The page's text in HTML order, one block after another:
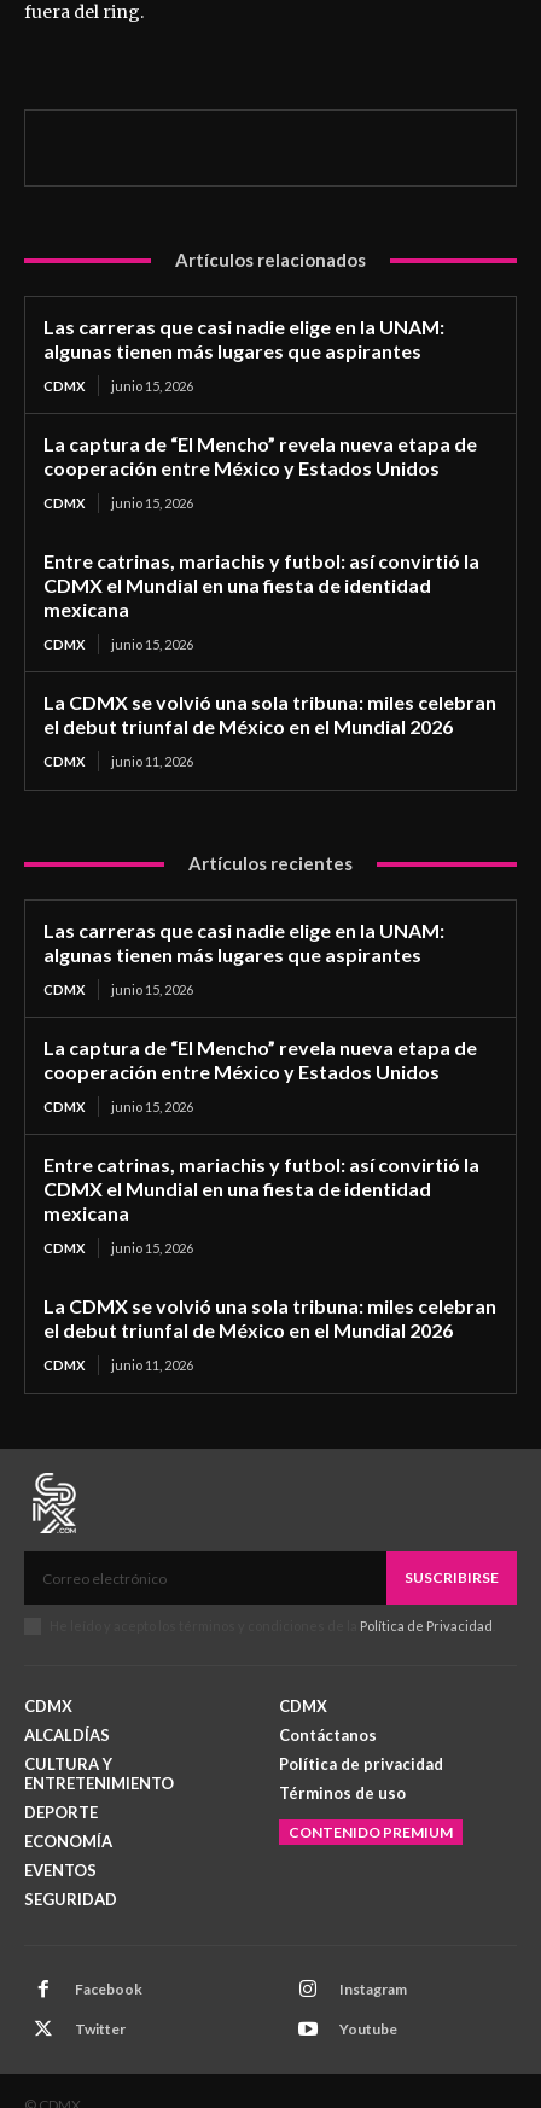
fuera del ring.
Artículos relacionados
Las carreras que casi nadie elige en la UNAM:
algunas tienen más lugares que aspirantes
CDMX junio 15, 2026
La captura de “El Mencho” revela nueva etapa de
cooperación entre México y Estados Unidos
CDMX junio 15, 2026
Entre catrinas, mariachis y futbol: así convirtió la
CDMX el Mundial en una fiesta de identidad
mexicana
CDMX junio 15, 2026
La CDMX se volvió una sola tribuna: miles celebran
el debut triunfal de México en el Mundial 2026
CDMX junio 11, 2026
Artículos recientes
Las carreras que casi nadie elige en la UNAM:
algunas tienen más lugares que aspirantes
CDMX junio 15, 2026
La captura de “El Mencho” revela nueva etapa de
cooperación entre México y Estados Unidos
CDMX junio 15, 2026
Entre catrinas, mariachis y futbol: así convirtió la
CDMX el Mundial en una fiesta de identidad
mexicana
CDMX junio 15, 2026
La CDMX se volvió una sola tribuna: miles celebran
el debut triunfal de México en el Mundial 2026
CDMX junio 11, 2026
SUSCRIBIRSE
Política de Privacidad
CDMX
ALCALDÍAS
CULTURA Y
ENTRETENIMIENTO
DEPORTE
ECONOMÍA
EVENTOS
SEGURIDAD
CDMX
Contáctanos
Política de privacidad
Términos de uso
CONTENIDO PREMIUM
Facebook Instagram
Twitter Youtube